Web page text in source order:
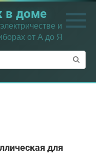
в доме
и
от А до Я
для